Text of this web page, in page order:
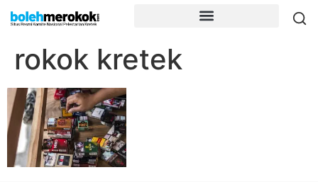
rokok kretek